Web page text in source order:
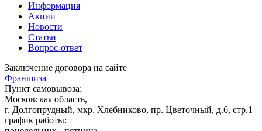
Информация
Акции
Новости
Статьи
Вопрос-ответ
Заключение договора на сайте
Франшиза
Пункт самовывоза:
Московская область,
г. Долгопрудный, мкр. Хлебниково, пр. Цветочный, д.6, стр.1
график работы: